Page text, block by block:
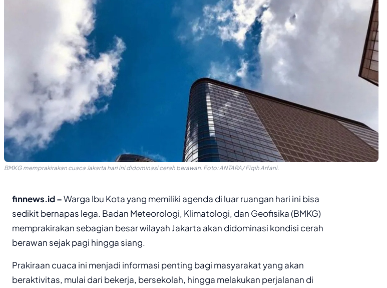
BMKG memprakirakan cuaca Jakarta hari ini didominasi cerah berawan. Foto: ANTARA/ Fiqih Arfani.
finnews.id –Warga Ibu Kota yang memiliki agenda di luar ruangan hari ini bisa
sedikit bernapas lega. Badan Meteorologi, Klimatologi, dan Geofisika (BMKG)
memprakirakan sebagian besar wilayah Jakarta akan didominasi kondisi cerah
berawan sejak pagi hingga siang.
Prakiraan cuaca ini menjadi informasi penting bagi masyarakat yang akan
beraktivitas, mulai dari bekerja, bersekolah, hingga melakukan perjalanan di